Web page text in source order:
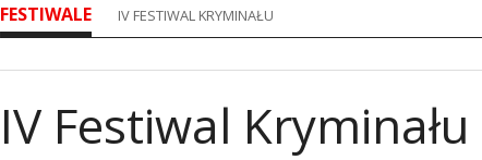
FESTIWALE IV FESTIWAL KRYMINAŁU
IV Festiwal Kryminału